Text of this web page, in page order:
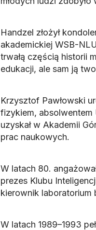
Handzel złożył
akademickiej WSB-
trwałą częścią historii
edukacji, ale sam ją
Krzysztof Pawłowski
fizykiem,
uzyskał w Akademii
prac naukowych.
W latach 80.
prezes Klubu
kierownik laboratorium
W latach 1989–1993